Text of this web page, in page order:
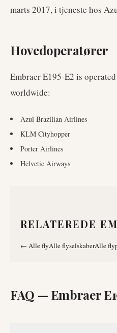
marts 2017, i tjeneste hos
Hovedoperatører
Embraer E195-E2 is
worldwide:
Azul Brazilian Airlines
KLM Cityhopper
Porter Airlines
Helvetic Airways
RELATEREDE
← Alle flyAlle flyselskaberAlle
FAQ — Embraer